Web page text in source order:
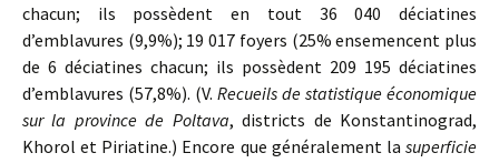
chacun; ils possèdent en tout 36 040 déciatines
d’emblavures (9,9%); 19 017 foyers (25% ensemencent plus
de 6 déciatines chacun; ils possèdent 209 195 déciatines
d’emblavures (57,8%). (V. Recueils de statistique économique
sur la province de Poltava, districts de Konstantinograd,
Khorol et Piriatine.) Encore que généralement lasuperficie